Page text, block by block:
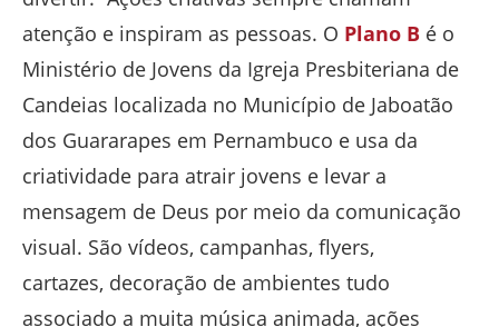
atenção e inspiram as pessoas. O Plano B é o
Ministério de Jovens da Igreja Presbiteriana de
Candeias localizada no Município de Jaboatão
dos Guararapes em Pernambuco e usa da
criatividade para atrair jovens e levar a
mensagem de Deus por meio da comunicação
visual. São vídeos, campanhas, flyers,
cartazes, decoração de ambientes tudo
associado a muita música animada, ações